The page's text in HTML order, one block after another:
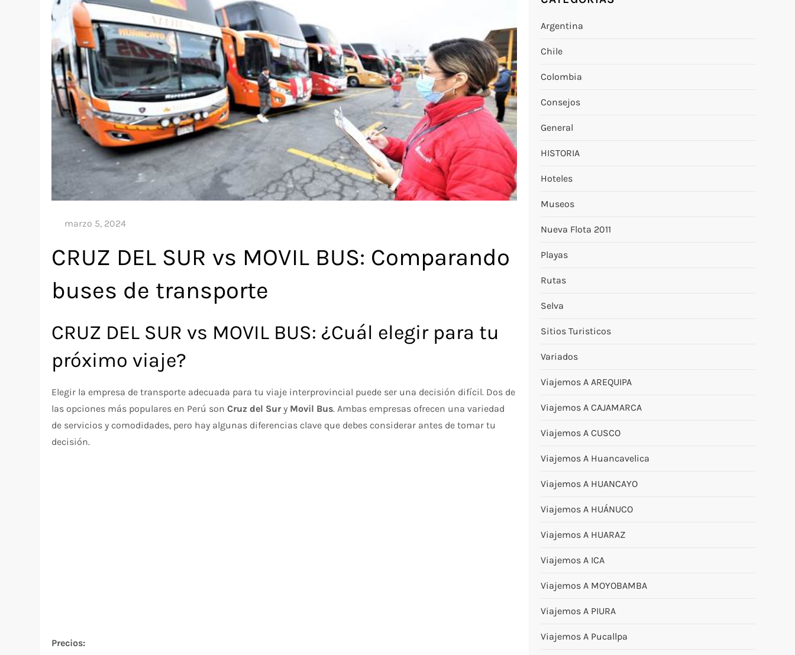
CRUZ DEL SUR vs MOVIL BUS: Comparando
buses de transporte
CRUZ DEL SUR vs MOVIL BUS: ¿Cuál elegir para tu
próximo viaje?
Elegir la empresa de transporte adecuada para tu viaje interprovincial puede ser una decisión difícil. Dos de
las opciones más populares en Perú sonCruz del Sury Movil Bus. Ambas empresas ofrecen una variedad
de servicios y comodidades, pero hay algunas diferencias clave que debes considerar antes de tomar tu
decisión.
Precios:
Argentina
Chile
Colombia
Consejos
General
HISTORIA
Hoteles
Museos
Nueva Flota 2011
Playas
Rutas
Selva
Sitios Turisticos
Variados
Viajemos A AREQUIPA
Viajemos A CAJAMARCA
Viajemos A CUSCO
Viajemos A Huancavelica
Viajemos A HUANCAYO
Viajemos A HUÁNUCO
Viajemos A HUARAZ
Viajemos A ICA
Viajemos A MOYOBAMBA
Viajemos A PIURA
Viajemos A Pucallpa